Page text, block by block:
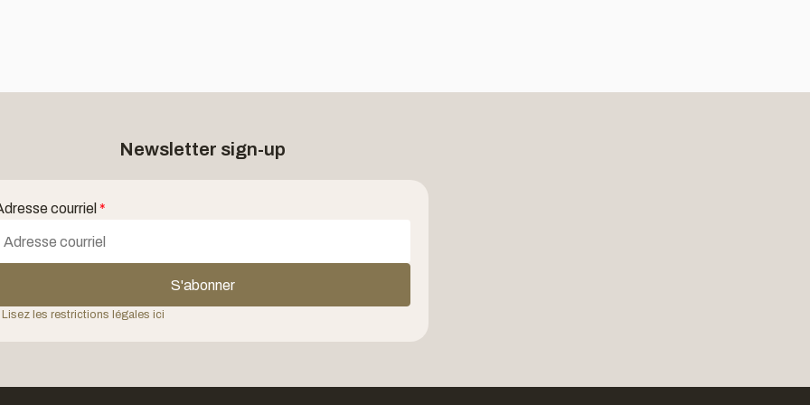
Newsletter sign-up
courriel *
S'abonner
Lisez les restrictions légales ici